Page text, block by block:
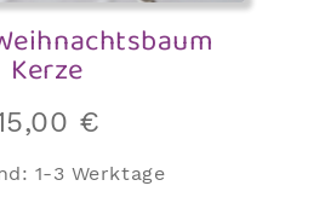
Kerze
€
1-3 Werktage